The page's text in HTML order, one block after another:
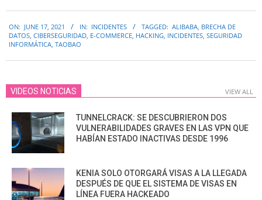
06-
17
ON: JUNE 17, 2021 IN: INCIDENTES TAGGED: ALIBABA, BRECHA DE
DATOS, CIBERSEGURIDAD, E-COMMERCE, HACKING, INCIDENTES, SEGURIDAD
INFORMÁTICA, TAOBAO
VIDEOS NOTICIAS VIEW ALL
TUNNELCRACK: SE DESCUBRIERON DOS
VULNERABILIDADES GRAVES EN LAS VPN QUE
HABÍAN ESTADO INACTIVAS DESDE 1996
KENIA SOLO OTORGARÁ VISAS A LA LLEGADA
DESPUÉS DE QUE EL SISTEMA DE VISAS EN
LÍNEA FUERA HACKEADO